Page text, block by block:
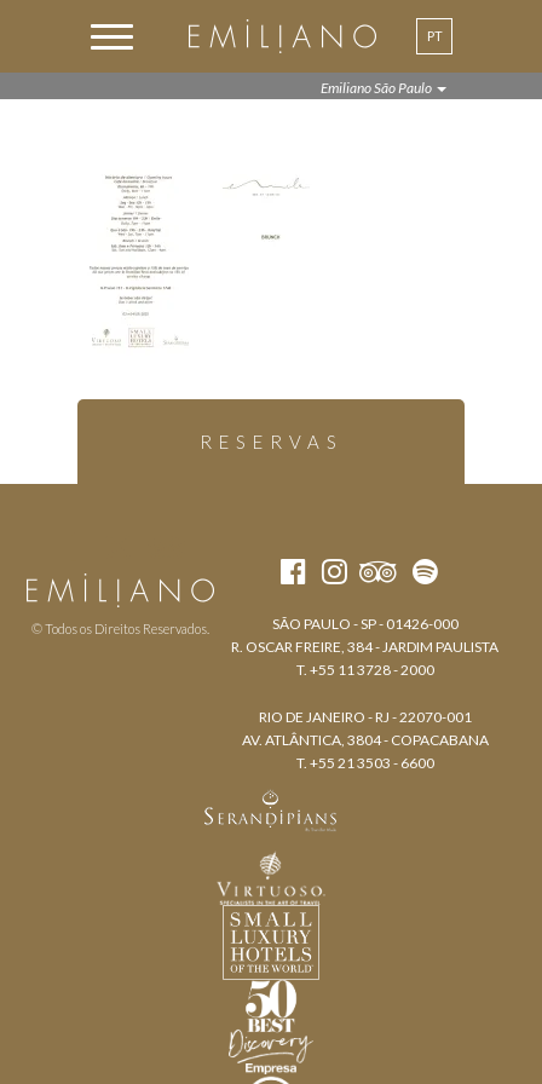
PT
EN
Emiliano São Paulo
RESERVAS
© Todos os Direitos Reservados.
SÃO PAULO - SP - 01426-000
R. OSCAR FREIRE, 384 - JARDIM PAULISTA
T. +55 11 3728 - 2000
RIO DE JANEIRO - RJ - 22070-001
AV. ATLÂNTICA, 3804 - COPACABANA
T. +55 21 3503 - 6600